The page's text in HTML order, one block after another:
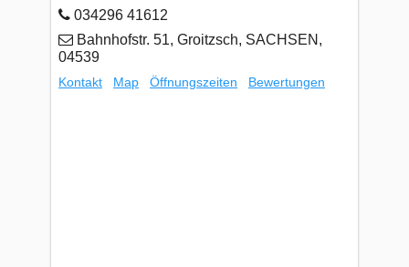
034296 41612
Bahnhofstr. 51, Groitzsch, SACHSEN,
04539
Kontakt Map Öffnungszeiten Bewertungen